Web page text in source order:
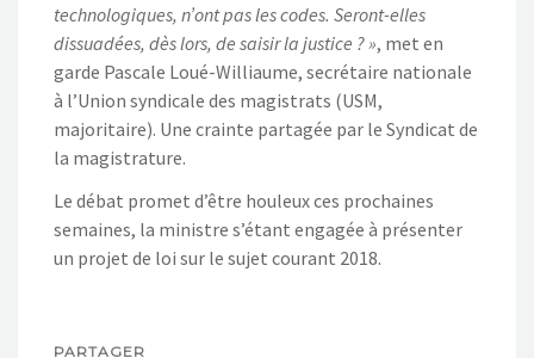
technologiques, n’ont pas les codes. Seront-elles
dissuadées, dès lors, de saisir la justice ? », met en
garde Pascale Loué-Williaume, secrétaire nationale
à l’Union syndicale des magistrats (USM,
majoritaire). Une crainte partagée par le Syndicat de
la magistrature.
Le débat promet d’être houleux ces prochaines
semaines, la ministre s’étant engagée à présenter
un projet de loi sur le sujet courant 2018.
PARTAGER